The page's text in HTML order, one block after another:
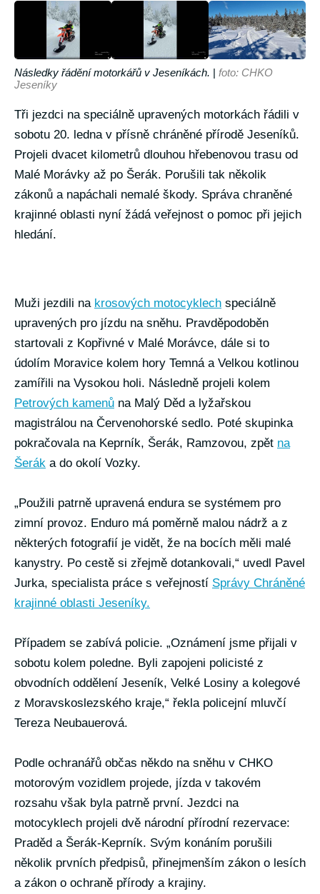
Následky řádění motorkářů v Jeseníkách. | foto: CHKO
Jeseníky
Tři jezdci na speciálně upravených motorkách řádili v
sobotu 20. ledna v přísně chráněné přírodě Jeseníků.
Projeli dvacet kilometrů dlouhou hřebenovou trasu od
Malé Morávky až po Šerák. Porušili tak několik
zákonů a napáchali nemalé škody. Správa chraněné
krajinné oblasti nyní žádá veřejnost o pomoc při jejich
hledání.
Muži jezdili na krosových motocyklech speciálně
upravených pro jízdu na sněhu. Pravděpodoběn
startovali z Kopřivné v Malé Morávce, dále si to
údolím Moravice kolem hory Temná a Velkou kotlinou
zamířili na Vysokou holi. Následně projeli kolem
Petrových kamenů na Malý Děd a lyžařskou
magistrálou na Červenohorské sedlo. Poté skupinka
pokračovala na Keprník, Šerák, Ramzovou, zpět na
Šerák a do okolí Vozky.
„Použili patrně upravená endura se systémem pro
zimní provoz. Enduro má poměrně malou nádrž a z
některých fotografií je vidět, že na bocích měli malé
kanystry. Po cestě si zřejmě dotankovali,“ uvedl Pavel
Jurka, specialista práce s veřejností Správy Chráněné
krajinné oblasti Jeseníky.
Případem se zabívá policie. „Oznámení jsme přijali v
sobotu kolem poledne. Byli zapojeni policisté z
obvodních oddělení Jeseník, Velké Losiny a kolegové
z Moravskoslezského kraje,“ řekla policejní mluvčí
Tereza Neubauerová.
Podle ochranářů občas někdo na sněhu v CHKO
motorovým vozidlem projede, jízda v takovém
rozsahu však byla patrně první. Jezdci na
motocyklech projeli dvě národní přírodní rezervace:
Praděd a Šerák-Keprník. Svým konáním porušili
několik prvních předpisů, přinejmenším zákon o lesích
a zákon o ochraně přírody a krajiny.